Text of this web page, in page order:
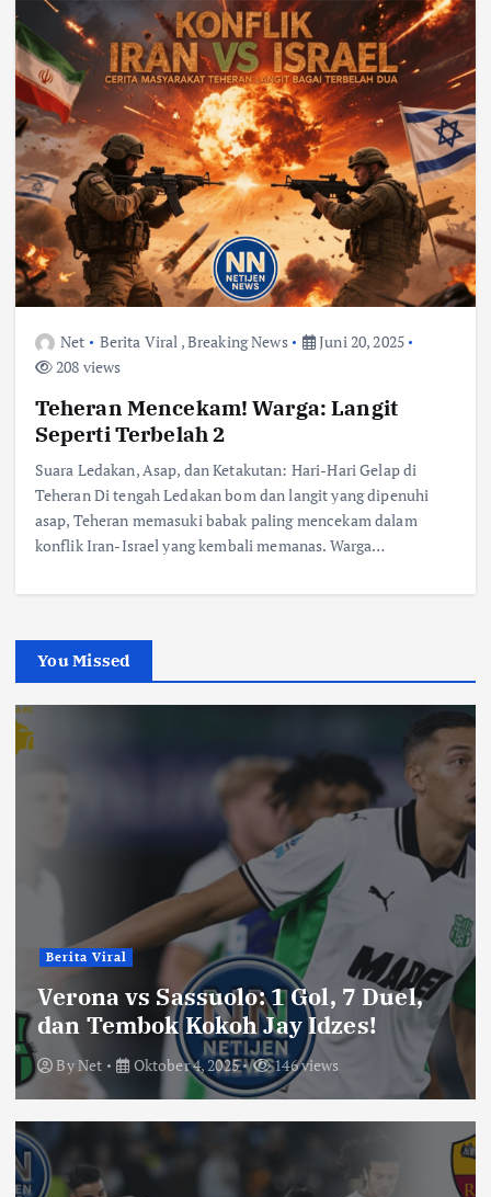
Net Berita Viral ,Breaking News
Juni 20, 2025
208 views
Teheran Mencekam! Warga: Langit
Seperti Terbelah 2
Suara Ledakan, Asap, dan Ketakutan: Hari-Hari Gelap di
Teheran Di tengah Ledakan bom dan langit yang dipenuhi
asap, Teheran memasuki babak paling mencekam dalam
konflik Iran-Israel yang kembali memanas. Warga…
You Missed
Berita Viral
Verona vs Sassuolo: 1 Gol, 7 Duel,
dan Tembok Kokoh Jay Idzes!
ByNet Oktober 4, 2025 146 views